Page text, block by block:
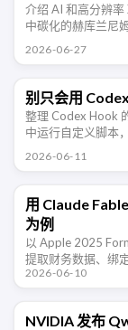
介绍 AI 和高分辨
中碳化的赫库兰尼
2026-06-27
别只会用
整理 Codex Hook
中运行自定义脚本
2026-06-11
用 Claude
为例
以 Apple 2025
提取财务数据、绑
AI 当成荐股工具。
2026-06-10
NVIDIA 发布